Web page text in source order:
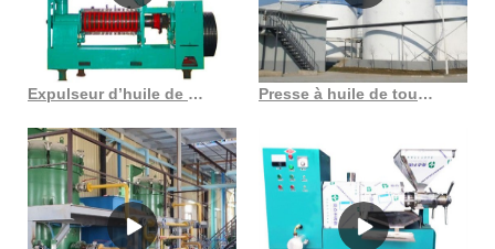
Expulseur d’huile de presse à froid entièrement automatique au Bénin Presse à huile de tournesol et d’arachide, nouveau type 6yl 120, machine en ukraine